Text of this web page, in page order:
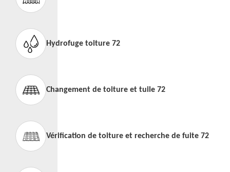
Hydrofuge toiture 72
Changement de toiture et tuile 72
Vérification de toiture et recherche de fuite 72